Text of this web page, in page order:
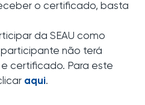
o certificado, basta
da SEAU como
não terá
certificado. Para este
aqui.